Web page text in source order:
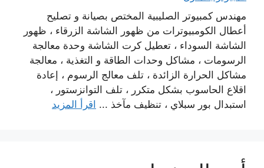
مهندس كمبيوتر الصليبية المختص بصيانة و تصليح
أعطال الكومبيوترات من ظهور الشاشة الزرقاء ، ظهور
الشاشة السوداء ، تعطيل كرت الشاشة وحدة معالجة
الرسومات ، مشاكل وحدات الطاقة و التغذية ، معالجة
مشاكل الحرارة الزائدة ، تلف معالج الرسوم ، إعادة
اقلاع الحاسوب بشكل متكرر ، تلف التوانزستور ،
استبدال بور سبلاي ، تنظيف مآخذ ... اقرأ المزيد